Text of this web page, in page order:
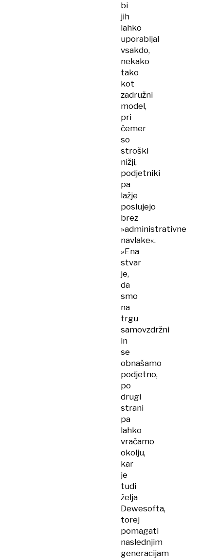
bi
jih
lahko
uporabljal
vsakdo,
nekako
tako
kot
zadružni
model,
pri
čemer
so
stroški
nižji,
podjetniki
pa
lažje
poslujejo
brez
»administrativne
navlake«.
»Ena
stvar
je,
da
smo
na
trgu
samovzdržni
in
se
obnašamo
podjetno,
po
drugi
strani
pa
lahko
vračamo
okolju,
kar
je
tudi
želja
Dewesofta,
torej
pomagati
naslednjim
generacijam